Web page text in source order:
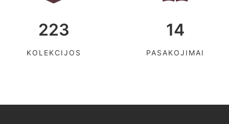
223
KOLEKCIJOS
14
PASAKOJIMAI